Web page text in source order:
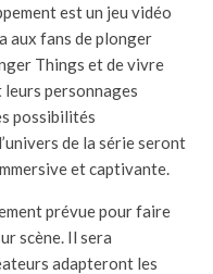
est un jeu vidéo
aux fans de plonger
Things et de vivre
personnages
possibilités
de la série seront
et captivante.
prévue pour faire
scène. Il sera
adapteront les